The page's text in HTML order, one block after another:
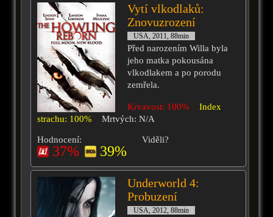
Vytí vlkodlaků:
Znovuzrození
USA, 2011, 88min
Před narozením Willa byla
jeho matka pokousána
vlkodlakem a po porodu
zemřela.
Krvavost: 100%
Index
strachu: 100%
Mrtvých: N/A
Hodnocení:
37% 39%
Viděli?
Underworld 4:
Probuzení
USA, 2012, 88min